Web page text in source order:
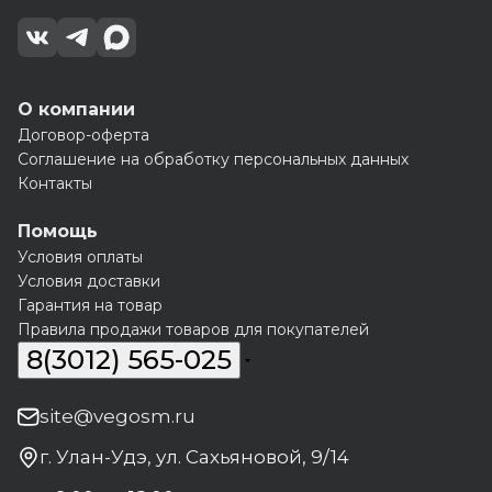
О компании
Договор-оферта
Соглашение на обработку персональных данных
Контакты
Помощь
Условия оплаты
Условия доставки
Гарантия на товар
Правила продажи товаров для покупателей
8(3012) 565-025
site@vegosm.ru
г. Улан-Удэ, ул. Сахьяновой, 9/14